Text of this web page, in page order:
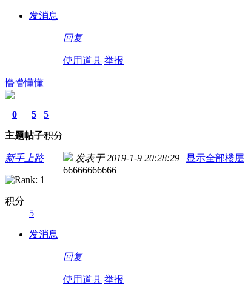
发消息
回复
使用道具 举报
懵懵懂懂
0
主题
5
帖子
5
积分
新手上路
积分
5
发消息
发表于 2019-1-9 20:28:29 | 显示全部楼层
66666666666
回复
使用道具 举报